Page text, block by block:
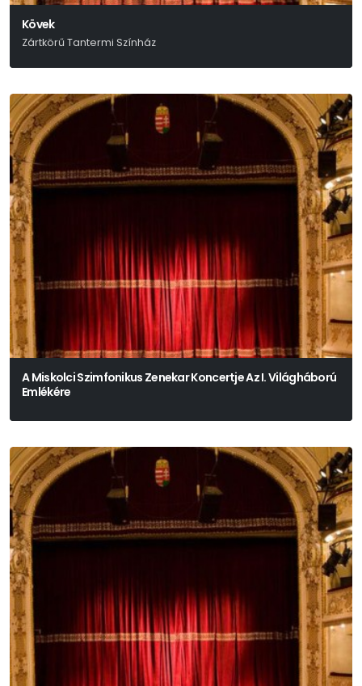
Kövek
Zártkörű Tantermi Színház
A Miskolci Szimfonikus Zenekar Koncertje Az I. Világháború
Emlékére